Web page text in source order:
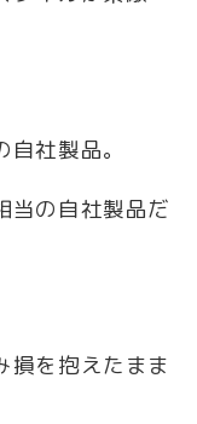
社製品。
当の自社製品だ
損を抱えたまま